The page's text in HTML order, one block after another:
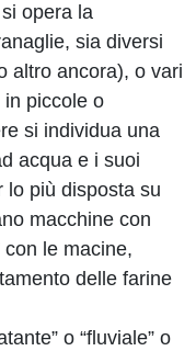
opera la
sia diversi
altro ancora), o vari
in piccole o
si individua una
acqua e i suoi
lo più disposta su
macchine con
con le macine,
delle farine
o “fluviale” o